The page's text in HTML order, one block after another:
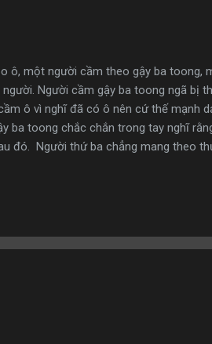
ô, một người cầm theo gậy ba toong,
Người cầm gậy ba toong ngã bị
ô vì nghĩ đã có ô nên cứ thế mạnh
ba toong chắc chắn trong tay nghĩ
đó. Người thứ ba chẳng mang theo
tất cả chỉ vì sự chủ quan, thiếu thận